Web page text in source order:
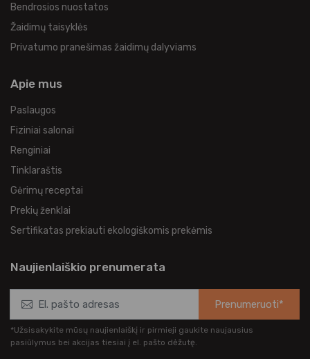
Bendrosios nuostatos
Žaidimų taisyklės
Privatumo pranešimas žaidimų dalyviams
Apie mus
Paslaugos
Fiziniai salonai
Renginiai
Tinklaraštis
Gėrimų receptai
Prekių ženklai
Sertifikatas prekiauti ekologiškomis prekėmis
Naujienlaiškio prenumerata
Prenumeruoti*
*Užsisakykite mūsų naujienlaiškį ir pirmieji gaukite naujausius
pasiūlymus bei akcijas tiesiai į el. pašto dėžutę.